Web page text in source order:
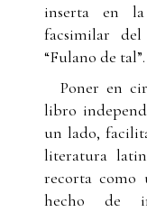
inserta en
facsimilar
“Fulano de tal”.
Poner en
libro
un lado,
literatura
recorta como
hecho de